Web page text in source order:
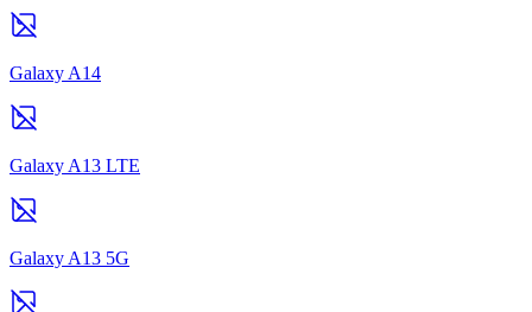
Galaxy A14
Galaxy A13 LTE
Galaxy A13 5G